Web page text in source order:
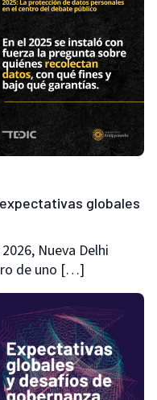
globales
Nueva Delhi
de uno […]